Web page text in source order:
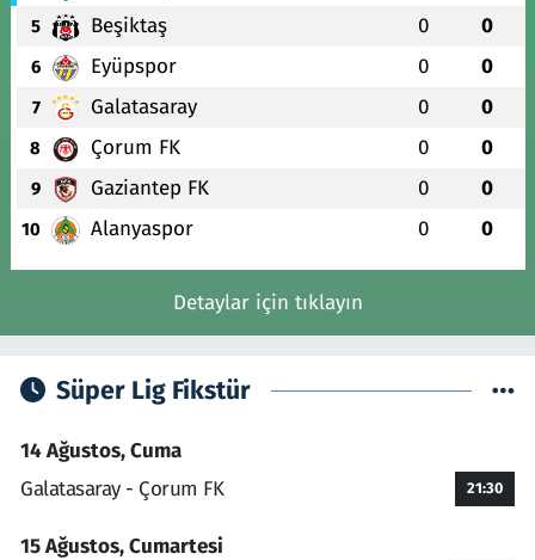
5 Beşiktaş 0 0
6 Eyüpspor 0 0
7 Galatasaray 0 0
8 Çorum FK 0 0
9 Gaziantep FK 0 0
10 Alanyaspor 0 0
Detaylar için tıklayın
Süper Lig Fikstür
14 Ağustos, Cuma
Galatasaray - Çorum FK
21:30
15 Ağustos, Cumartesi